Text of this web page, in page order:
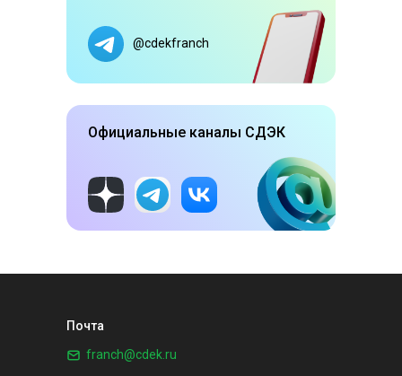
@cdekfranch
Официальные каналы СДЭК
Почта
franch@cdek.ru